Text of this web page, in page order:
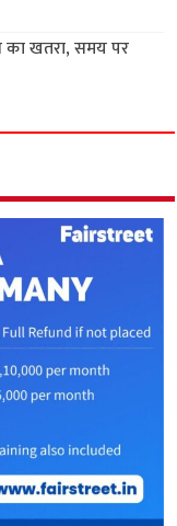
का खतरा, समय पर